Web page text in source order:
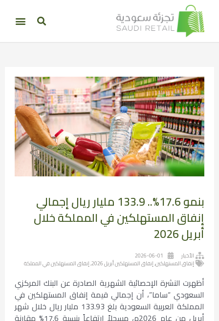
بنمو 17.6%.. 133.9 مليار ريال إجمالي
إنفاق المستهلكين في المملكة خلال
أبريل 2026
الأخبار
2026-06-01
إنفاق المستهلكين,إنفاق المستهلكين أبريل 2026 ,إنفاق المستهلكين في المملكة
أظهرت النشرة الإحصائية الشهرية الصادرة عن البنك المركزي
السعودي “ساما”، أن إجمالي قيمة إنفاق المستهلكين في
المملكة العربية السعودية بلغ 133.93 مليار ريال خلال شهر